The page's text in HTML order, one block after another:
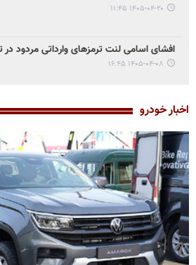
۱۴۰۵-۰۴-۲۰ ۱۱:۴۵
افشای اسامی لنت ترمزهای وارداتی مردود در
۱۴۰۵-۰۴-۰۸ ۱۶:۴۵
اخبار خودرو